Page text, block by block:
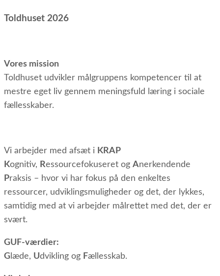
Toldhuset 2026
Vores mission
Toldhuset udvikler målgruppens kompetencer til at
mestre eget liv gennem meningsfuld læring i sociale
fællesskaber.
Vi arbejder med afsæt i KRAP
Kognitiv, Ressourcefokuseret og Anerkendende
Praksis – hvor vi har fokus på den enkeltes
ressourcer, udviklingsmuligheder og det, der lykkes,
samtidig med at vi arbejder målrettet med det, der er
svært.
GUF-værdier:
G læde, Udvikling og Fællesskab.